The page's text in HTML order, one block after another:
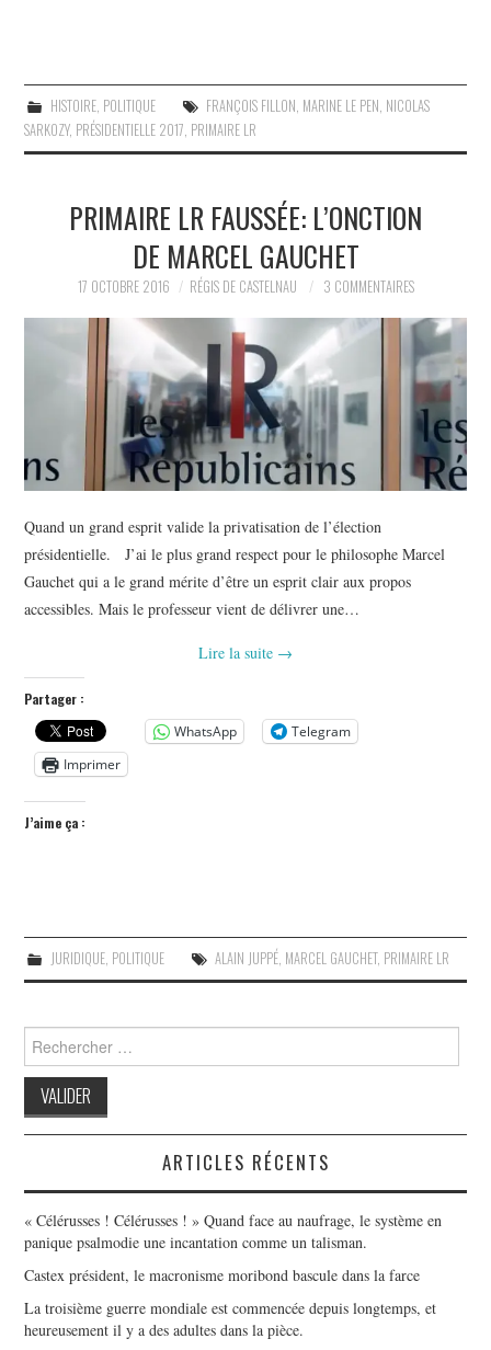
HISTOIRE, POLITIQUE FRANÇOIS FILLON, MARINE LE PEN, NICOLAS
SARKOZY, PRÉSIDENTIELLE 2017, PRIMAIRE LR
PRIMAIRE LR FAUSSÉE: L’ONCTION
DE MARCEL GAUCHET
17 OCTOBRE 2016 RÉGIS DE CASTELNAU 3 COMMENTAIRES
Quand un grand esprit valide la privatisation de l’élection
présidentielle. J’ai le plus grand respect pour le philosophe Marcel
Gauchet qui a le grand mérite d’être un esprit clair aux propos
accessibles. Mais le professeur vient de délivrer une…
Lire la suite →
Partager :
WhatsApp
Telegram
Imprimer
J’aime ça :
JURIDIQUE, POLITIQUE ALAIN JUPPÉ, MARCEL GAUCHET, PRIMAIRE LR
Search
for:
ARTICLES RÉCENTS
« Célérusses ! Célérusses ! » Quand face au naufrage, le système en
panique psalmodie une incantation comme un talisman.
Castex président, le macronisme moribond bascule dans la farce
La troisième guerre mondiale est commencée depuis longtemps, et
heureusement il y a des adultes dans la pièce.